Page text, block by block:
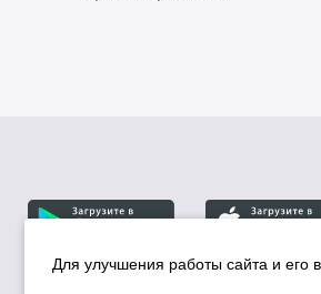
Для улучшения работы сайта и его